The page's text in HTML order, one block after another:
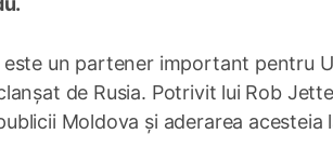
un partener important pentru
de Rusia. Potrivit lui Rob
Moldova și aderarea acesteia